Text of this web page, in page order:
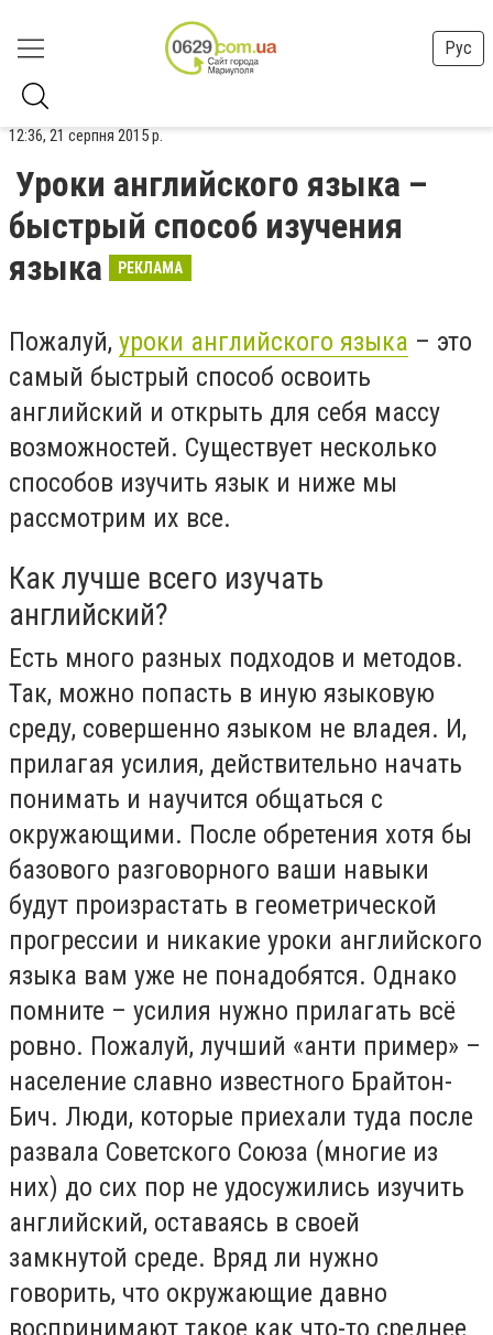
Рус
12:36, 21 серпня 2015 р.
Уроки английского языка –
быстрый способ изучения
языка
РЕКЛАМА
Пожалуй, уроки английского языка – это
самый быстрый способ освоить
английский и открыть для себя массу
возможностей. Существует несколько
способов изучить язык и ниже мы
рассмотрим их все.
Как лучше всего изучать
английский?
Есть много разных подходов и методов.
Так, можно попасть в иную языковую
среду, совершенно языком не владея. И,
прилагая усилия, действительно начать
понимать и научится общаться с
окружающими. После обретения хотя бы
базового разговорного ваши навыки
будут произрастать в геометрической
прогрессии и никакие уроки английского
языка вам уже не понадобятся. Однако
помните – усилия нужно прилагать всё
ровно. Пожалуй, лучший «анти пример» –
население славно известного Брайтон-
Бич. Люди, которые приехали туда после
развала Советского Союза (многие из
них) до сих пор не удосужились изучить
английский, оставаясь в своей
замкнутой среде. Вряд ли нужно
говорить, что окружающие давно
воспринимают такое как что-то среднее